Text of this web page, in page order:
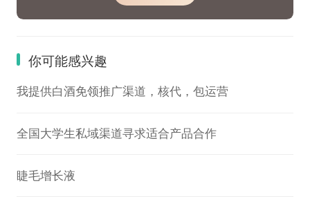
你可能感兴趣
我提供白酒免领推广渠道，核代，包运营
全国大学生私域渠道寻求适合产品合作
睫毛增长液